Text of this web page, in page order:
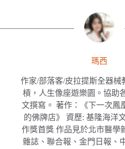
瑪西
作家/部落客/皮拉提斯全器械
槓，人生像座遊樂園。協助
文撰寫。 著作：《下一次鳳
的佛牌店》 資歷: 基隆海洋
作獎首獎 作品見於北市醫學
雜誌、聯合報、金門日報、